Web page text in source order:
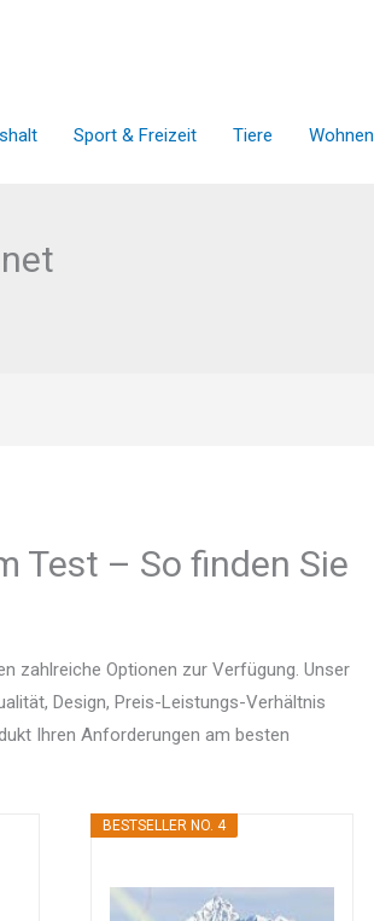
Sport & Freizeit Tiere Wohnen
Test – So finden Sie
zahlreiche Optionen zur Verfügung. Unser
Design, Preis-Leistungs-Verhältnis
Ihren Anforderungen am besten
BESTSELLER NO. 4